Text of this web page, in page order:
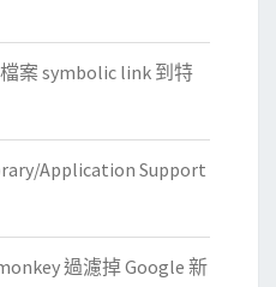
案 symbolic link 到特
Application Support
過濾掉 Google 新